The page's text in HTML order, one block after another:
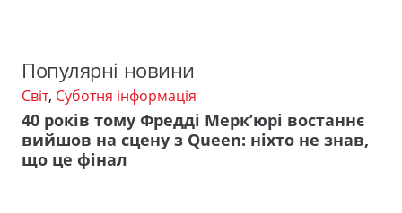
Популярні новини
Світ, Суботня інформація
40 років тому Фредді Мерк’юрі востаннє
вийшов на сцену з Queen: ніхто не знав,
що це фінал